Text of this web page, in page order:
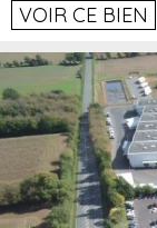
VOIR CE BIEN